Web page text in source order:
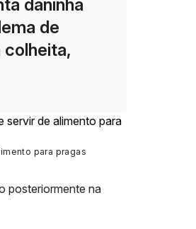
daninha
de
colheita,
para pragas
posteriormente na